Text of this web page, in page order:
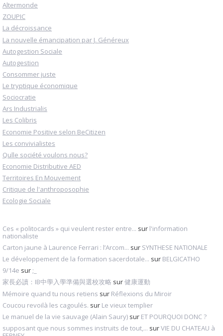
Altermonde
ZOUPIC
La décroissance
La nouvelle émancipation par J. Généreux
Autogestion Sociale
Autogestion
Consommer juste
Le tryptique économique
Sociocratie
Ars Industrialis
Les Colibris
Economie Positive selon BeCitizen
Les convivialistes
Qulle société voulons nous?
Economie Distributive AED
Territoires En Mouvement
Critique de l'anthroposophie
Ecologie Sociale
Ces « politocards » qui veulent rester entre... sur l'information
nationaliste
Carton jaune à Laurence Ferrari : l’Arcom... sur SYNTHESE NATIONALE
Le développement de la formation sacerdotale... sur BELGICATHO
9/14e sur ;_
家長必讀：IB中學入學準備與選校攻略 sur健康運動
Mémoire quand tu nous retiens sur Réflexions du Miroir
Coucou revoilà les cagoulés. sur Le vieux templier
Le manuel de la vie sauvage (Alain Saury) sur ET POURQUOI DONC ?
supposant que nous sommes instruits de tout,... surVIE DU CHATEAU à